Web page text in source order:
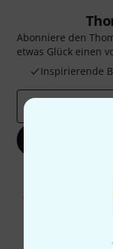
Abonniere den
etwas Glück einen
Inspirierende
Mit Klick auf „Jetzt
Werbung und einer
Abmeldung ist